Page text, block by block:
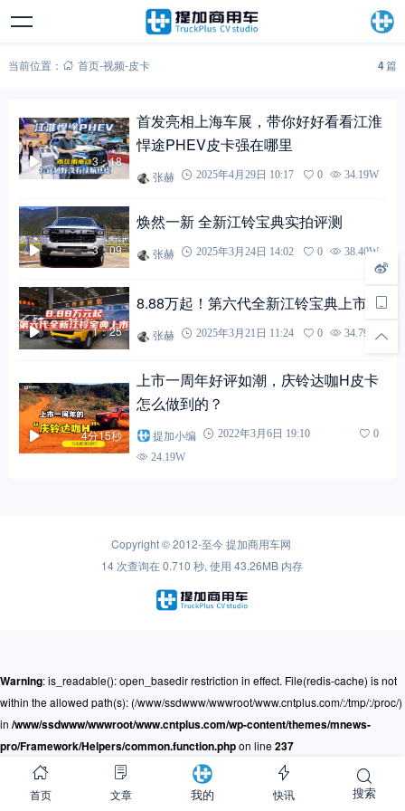
当前位置： 首页-视频-皮卡 4篇
3：18
首发亮相上海车展，带你好好看看江淮
悍途PHEV皮卡强在哪里
张赫 2025年4月29日 10:17 0 34.19W
3：09
焕然一新 全新江铃宝典实拍评测
张赫 2025年3月24日 14:02 0 38.40W
1：25
8.88万起！第六代全新江铃宝典上市！
张赫 2025年3月21日 11:24 0 34.79W
4分15秒
上市一周年好评如潮，庆铃达咖H皮卡
怎么做到的？
提加小编 2022年3月6日 19:10
0
24.19W
Copyright © 2012-至今提加商用车网
14 次查询在 0.710 秒, 使用 43.26MB 内存
首页 文章 我的 快讯 搜索
Warning: is_readable(): open_basedir restriction in effect. File(redis-cache) is not
within the allowed path(s): (/www/ssdwww/wwwroot/www.cntplus.com/:/tmp/:/proc/)
in /www/ssdwww/wwwroot/www.cntplus.com/wp-content/themes/mnews-
pro/Framework/Helpers/common.function.phpon line237